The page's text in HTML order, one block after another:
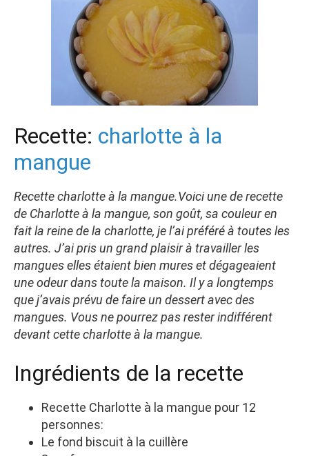
Recette: charlotte à la
mangue
Recette charlotte à la mangue.Voici une de recette
de Charlotte à la mangue, son goût, sa couleur en
fait la reine de la charlotte, je l’ai préféré à toutes les
autres. J’ai pris un grand plaisir à travailler les
mangues elles étaient bien mures et dégageaient
une odeur dans toute la maison. Il y a longtemps
que j’avais prévu de faire un dessert avec des
mangues. Vous ne pourrez pas rester indifférent
devant cette charlotte à la mangue.
Ingrédients de la recette
Recette Charlotte à la mangue pour 12
personnes:
Le fond biscuit à la cuillère